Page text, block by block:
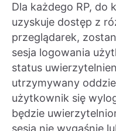
Dla każdego RP,
uzyskuje dostęp z
przeglądarek,
sesja logowania
status
utrzymywany
użytkownik się
będzie